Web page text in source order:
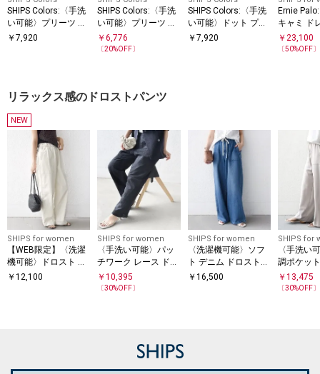
SHIPS Colors:〈手洗
い可能〉プリーツ デ
ザイン ロングスリー
￥ 7,920
SHIPS Colors:〈手洗
い可能〉プリーツ コ
ンビ ジャンパー ワン
ピース
￥6,776
〔20%OFF〕
SHIPS Colors:〈手洗
い可能〉ドット プリ
ント プリーツ シャツ
￥ 7,920
Ernie
キャミ ド
￥23,100
〔50%OFF〕
リラックス感のドロストパンツ
NEW
SHIPS for women
【WEB限定】〈洗濯
機可能〉ドロスト ベ
イカー パンツ
￥ 12,100
SHIPS for women
〈手洗い可能〉パッ
チワーク レース ドロ
スト パンツ
￥10,395
〔30%OFF〕
SHIPS for women
〈洗濯機可能〉ソフ
ト デニム ドロスト
ベイカー パンツ
￥ 16,500
SHIPS for
〈手洗い
調ポケッ
ストレッ
パンツ
￥13,475
〔30%OFF〕